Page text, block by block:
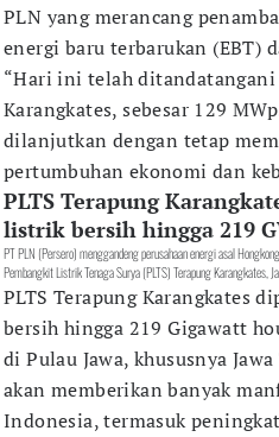
PLN yang merancang
energi baru terbarukan (EBT)
“Hari ini telah ditandatangani
Karangkates, sebesar 129
dilanjutkan dengan tetap
pertumbuhan ekonomi dan
PLTS Terapung
listrik bersih hingga 219
PT PLN (Persero) menggandeng perusahaan energi asal
Pembangkit Listrik Tenaga Surya (PLTS) Terapung
PLTS Terapung Karangkates
bersih hingga 219 Gigawatt
di Pulau Jawa, khususnya
akan memberikan banyak
Indonesia, termasuk